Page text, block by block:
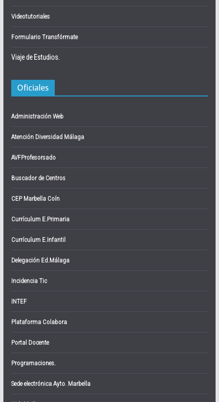
Videotutoriales
Formulario Transfórmate
Viaje de Estudios.
Oficiales
Administración Web
Atención Diversidad Málaga
AVFProfesorsado
Buscador de Centros
CEP Marbella Coín
Currículum E.Primaria
Currículum E.Infantil
Delegación Ed.Málaga
Incidencia Tic
INTEF
Plataforma Colabora
Portal Docente
Programaciones.
Sede electrónica Ayto. Marbella